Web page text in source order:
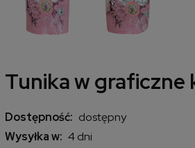
Tunika w graficzne
Dostępność: dostępny
Wysyłka w: 4 dni